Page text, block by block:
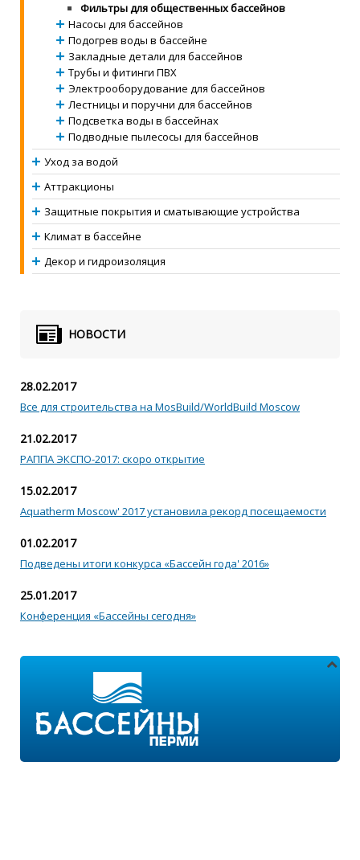
Фильтры для общественных бассейнов
Насосы для бассейнов
Подогрев воды в бассейне
Закладные детали для бассейнов
Трубы и фитинги ПВХ
Электрооборудование для бассейнов
Лестницы и поручни для бассейнов
Подсветка воды в бассейнах
Подводные пылесосы для бассейнов
Уход за водой
Аттракционы
Защитные покрытия и сматывающие устройства
Климат в бассейне
Декор и гидроизоляция
НОВОСТИ
28.02.2017
Все для строительства на MosBuild/WorldBuild Moscow
21.02.2017
РАППА ЭКСПО-2017: скоро открытие
15.02.2017
Aquatherm Moscow' 2017 установила рекорд посещаемости
01.02.2017
Подведены итоги конкурса «Бассейн года' 2016»
25.01.2017
Конференция «Бассейны сегодня»